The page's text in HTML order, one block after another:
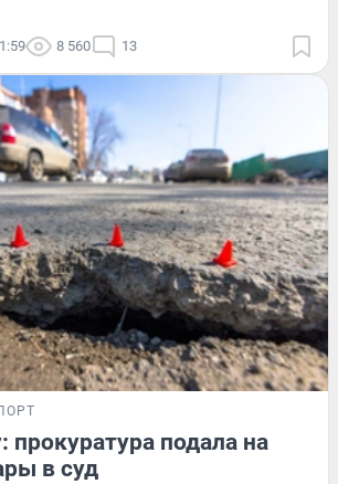
8 560 13
прокуратура подала на
в суд